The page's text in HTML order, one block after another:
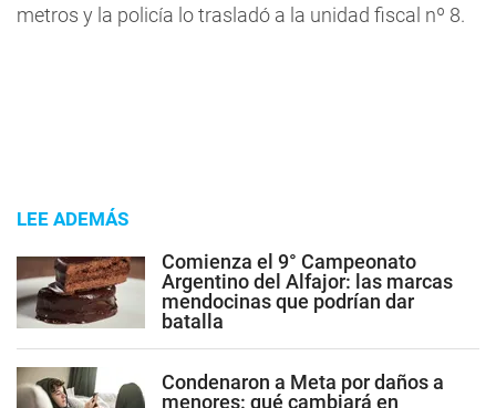
metros y la policía lo trasladó a la unidad fiscal nº 8.
LEE ADEMÁS
Comienza el 9° Campeonato
Argentino del Alfajor: las marcas
mendocinas que podrían dar
batalla
Condenaron a Meta por daños a
menores: qué cambiará en